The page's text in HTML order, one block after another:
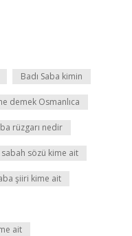
Badı Saba kimin
demek Osmanlıca
rüzgarı nedir
sabah sözü kime ait
şiiri kime ait
ait